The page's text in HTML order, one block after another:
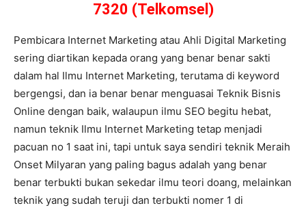
7320 (Telkomsel)
Pembicara Internet Marketing atau Ahli Digital Marketing
sering diartikan kepada orang yang benar benar sakti
dalam hal Ilmu Internet Marketing, terutama di keyword
bergengsi, dan ia benar benar menguasai Teknik Bisnis
Online dengan baik, walaupun ilmu SEO begitu hebat,
namun teknik Ilmu Internet Marketing tetap menjadi
pacuan no 1 saat ini, tapi untuk saya sendiri teknik Meraih
Onset Milyaran yang paling bagus adalah yang benar
benar terbukti bukan sekedar ilmu teori doang, melainkan
teknik yang sudah teruji dan terbukti nomer 1 di